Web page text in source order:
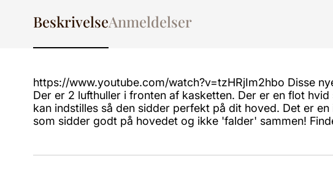
BeskrivelseAnmeldelser
https://www.youtube.com/watch?v=tzHRjIm2hbo Disse
Der er 2 lufthuller i fronten af kasketten. Der er en flot
kan indstilles så den sidder perfekt på dit hoved. Det er
som sidder godt på hovedet og ikke 'falder' sammen!